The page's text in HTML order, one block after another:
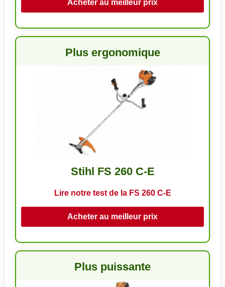
Acheter au meilleur prix
Plus ergonomique
Stihl FS 260 C-E
Lire notre test de la FS 260 C-E
Acheter au meilleur prix
Plus puissante